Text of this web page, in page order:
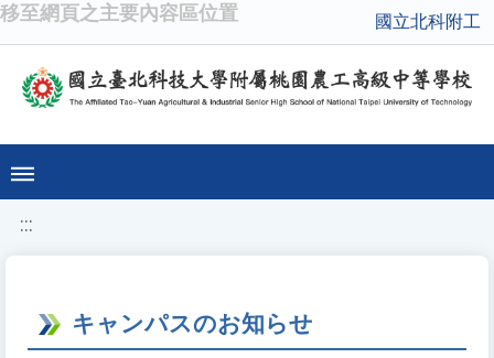
移至網頁之主要內容區位置 國立北科附工
:::
キャンパスのお知らせ